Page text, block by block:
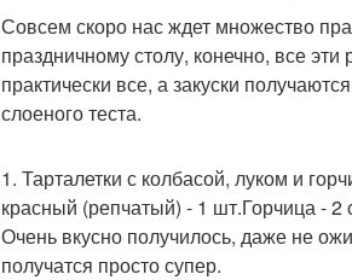
Тест с начинкой
Ракушки из слоеного
теста
Совсем скоро нас ждет множество
праздничному столу, конечно, все
практически все, а закуски
слоеного теста.
1. Тарталетки с колбасой, луком и
красный (репчатый) - 1 шт.Горчица - 2
Очень вкусно получилось, даже не
получатся просто супер.